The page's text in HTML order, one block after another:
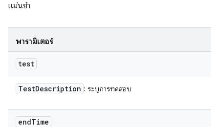
แม่นยำ
พารามิเตอร์
test
TestDescription : ระบุการทดสอบ
endTime